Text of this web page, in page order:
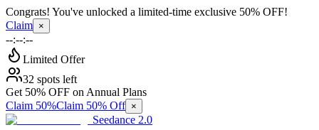
Congrats! You've unlocked a limited-time exclusive 50% OFF!
Claim ×
--:--:--
Limited Offer
32 spots left
Get 50% OFF on Annual Plans
Claim 50%Claim 50% Off ×
Seedance 2.0